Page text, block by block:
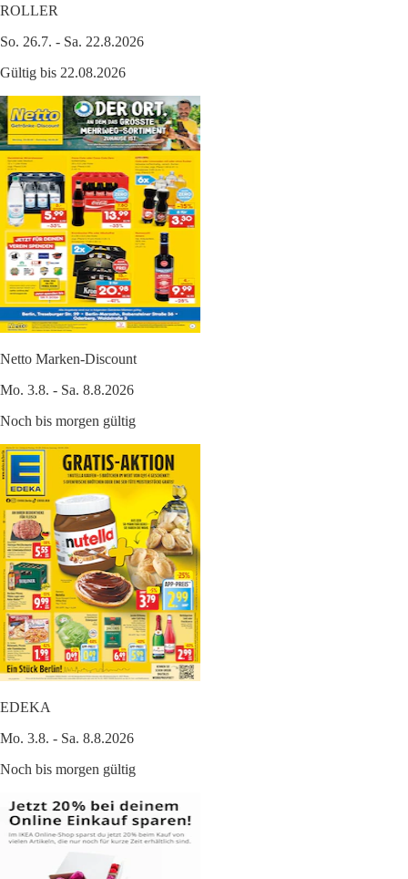
ROLLER
So. 26.7. - Sa. 22.8.2026
Gültig bis 22.08.2026
Netto Marken-Discount
Mo. 3.8. - Sa. 8.8.2026
Noch bis morgen gültig
EDEKA
Mo. 3.8. - Sa. 8.8.2026
Noch bis morgen gültig